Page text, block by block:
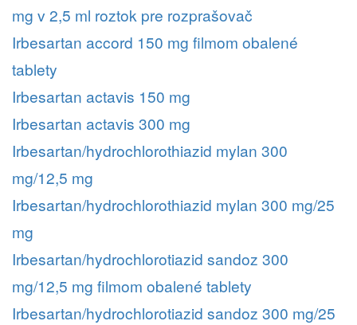
mg v 2,5 ml roztok pre rozprašovač
Irbesartan accord 150 mg filmom obalené
tablety
Irbesartan actavis 150 mg
Irbesartan actavis 300 mg
Irbesartan/hydrochlorothiazid mylan 300
mg/12,5 mg
Irbesartan/hydrochlorothiazid mylan 300 mg/25
mg
Irbesartan/hydrochlorotiazid sandoz 300
mg/12,5 mg filmom obalené tablety
Irbesartan/hydrochlorotiazid sandoz 300 mg/25